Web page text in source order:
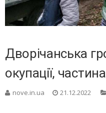
Дворічанська
окупації,
nove.in.ua 21.12.2022